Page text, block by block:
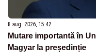
8 aug. 2026, 15:42
Mutare importantă în
Magyar la președinție